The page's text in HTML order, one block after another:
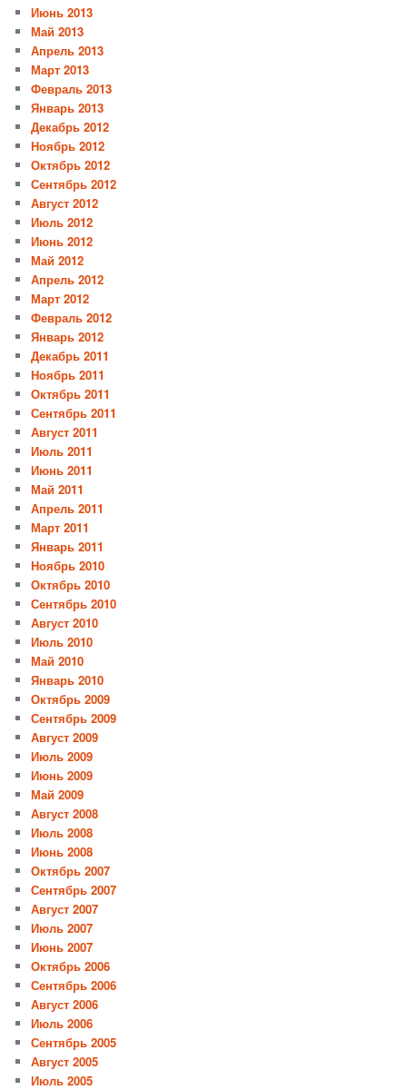
Июнь 2013
Май 2013
Апрель 2013
Март 2013
Февраль 2013
Январь 2013
Декабрь 2012
Ноябрь 2012
Октябрь 2012
Сентябрь 2012
Август 2012
Июль 2012
Июнь 2012
Май 2012
Апрель 2012
Март 2012
Февраль 2012
Январь 2012
Декабрь 2011
Ноябрь 2011
Октябрь 2011
Сентябрь 2011
Август 2011
Июль 2011
Июнь 2011
Май 2011
Апрель 2011
Март 2011
Январь 2011
Ноябрь 2010
Октябрь 2010
Сентябрь 2010
Август 2010
Июль 2010
Май 2010
Январь 2010
Октябрь 2009
Сентябрь 2009
Август 2009
Июль 2009
Июнь 2009
Май 2009
Август 2008
Июль 2008
Июнь 2008
Октябрь 2007
Сентябрь 2007
Август 2007
Июль 2007
Июнь 2007
Октябрь 2006
Сентябрь 2006
Август 2006
Июль 2006
Сентябрь 2005
Август 2005
Июль 2005